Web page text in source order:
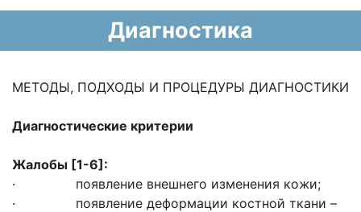
Диагностика
МЕТОДЫ, ПОДХОДЫ И ПРОЦЕДУРЫ ДИАГНОСТИКИ
Диагностические критерии
Жалобы [1-6] :
· появление внешнего изменения кожи;
· появление деформации костной ткани –